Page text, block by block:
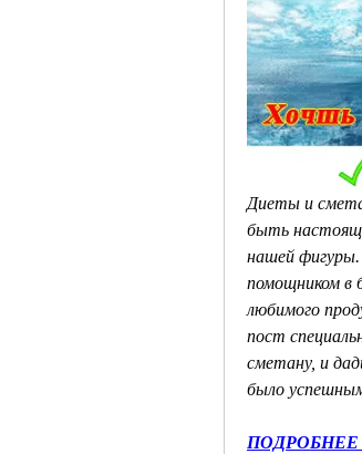
Диеты и
быть
нашей
помощником в
любимого
пост
сметану, и
было
ПОДРОБНЕЕ